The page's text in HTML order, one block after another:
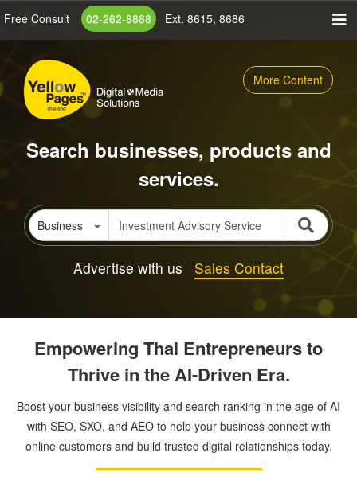
content
Free Consult 02-262-8888 Ext. 8615, 8686
More Content
Search businesses, products and
services.
Business
Advertise with us Sales Contact
Empowering Thai Entrepreneurs to
Thrive in the AI-Driven Era.
Boost your business visibility and search ranking in the age of AI
with SEO, SXO, and AEO to help your business connect with
online customers and build trusted digital relationships today.